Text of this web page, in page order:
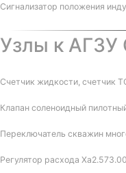
Сигнализатор положения
Узлы к АГЗУ
Счетчик жидкости, счетчик
Клапан соленоидный
Переключатель скважин
Регулятор расхода